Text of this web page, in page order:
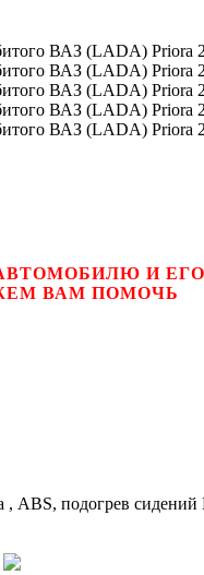
И
ВАМ ПОМОЧЬ
ABS, подогрев